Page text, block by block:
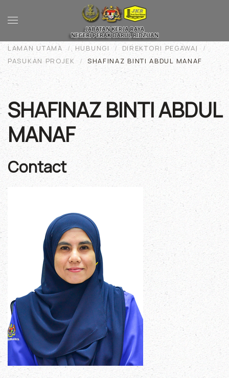
Skip to main content
LAMAN UTAMA HUBUNGI
DIREKTORI PEGAWAI
PASUKAN PROJEK
SHAFINAZ BINTI ABDUL MANAF
SHAFINAZ BINTI ABDUL
MANAF
Contact